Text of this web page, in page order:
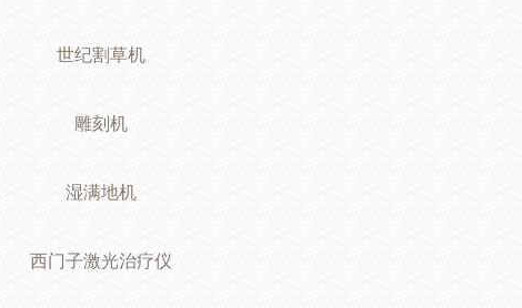
世纪割草机
雕刻机
湿满地机
西门子激光治疗仪